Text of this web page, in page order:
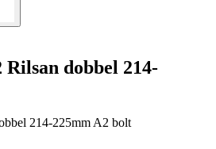
dobbel 214-
214-225mm A2 bolt